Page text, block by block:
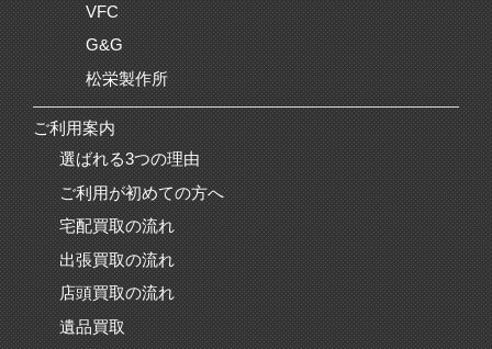
VFC
G&G
松栄製作所
ご利用案内
選ばれる3つの理由
ご利用が初めての方へ
宅配買取の流れ
出張買取の流れ
店頭買取の流れ
遺品買取